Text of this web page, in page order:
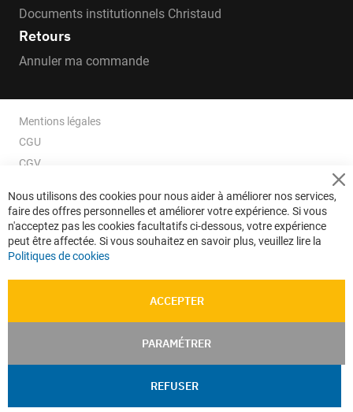
Documents institutionnels Christaud
Retours
Annuler ma commande
Mentions légales
CGU
CGV
Données personnelles
Confidentialité
Plan du site
Nous utilisons des cookies pour nous aider à améliorer nos services,
faire des offres personnelles et améliorer votre expérience. Si vous
n'acceptez pas les cookies facultatifs ci-dessous, votre expérience
peut être affectée. Si vous souhaitez en savoir plus, veuillez lire la
Politiques de cookies
ACCEPTER
PARAMÉTRER
REFUSER